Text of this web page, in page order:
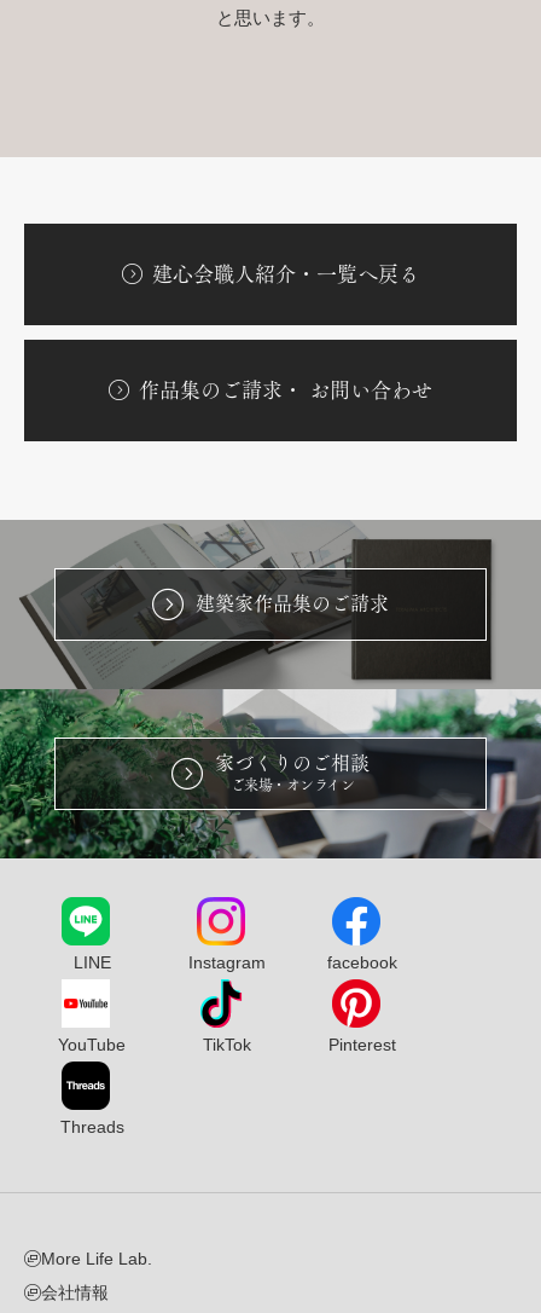
と思います。
建心会職人紹介・一覧へ戻る
作品集のご請求・ お問い合わせ
建築家作品集のご請求
家づくりのご相談
ご来場・オンライン
LINE Instagram facebook
YouTube TikTok Pinterest
Threads
More Life Lab.
会社情報